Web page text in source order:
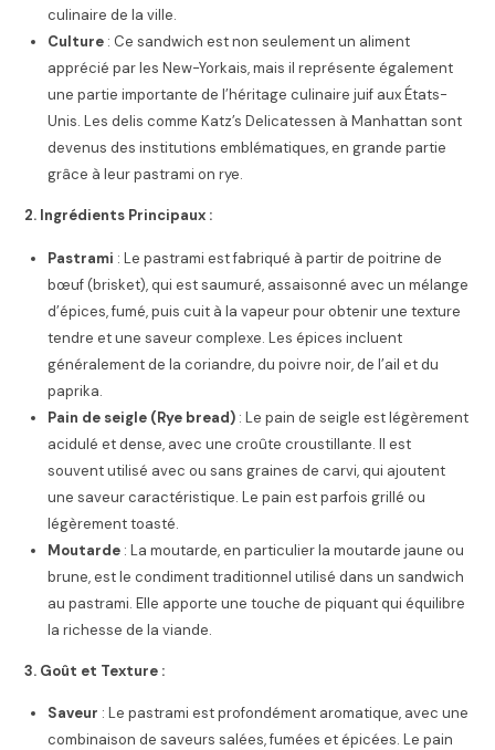
culinaire de la ville.
Culture : Ce sandwich est non seulement un aliment
apprécié par les New-Yorkais, mais il représente également
une partie importante de l’héritage culinaire juif aux États-
Unis. Les delis comme Katz’s Delicatessen à Manhattan sont
devenus des institutions emblématiques, en grande partie
grâce à leur pastrami on rye.
2. Ingrédients Principaux :
Pastrami : Le pastrami est fabriqué à partir de poitrine de
bœuf (brisket), qui est saumuré, assaisonné avec un mélange
d’épices, fumé, puis cuit à la vapeur pour obtenir une texture
tendre et une saveur complexe. Les épices incluent
généralement de la coriandre, du poivre noir, de l’ail et du
paprika.
Pain de seigle (Rye bread) : Le pain de seigle est légèrement
acidulé et dense, avec une croûte croustillante. Il est
souvent utilisé avec ou sans graines de carvi, qui ajoutent
une saveur caractéristique. Le pain est parfois grillé ou
légèrement toasté.
Moutarde : La moutarde, en particulier la moutarde jaune ou
brune, est le condiment traditionnel utilisé dans un sandwich
au pastrami. Elle apporte une touche de piquant qui équilibre
la richesse de la viande.
3. Goût et Texture :
Saveur : Le pastrami est profondément aromatique, avec une
combinaison de saveurs salées, fumées et épicées. Le pain